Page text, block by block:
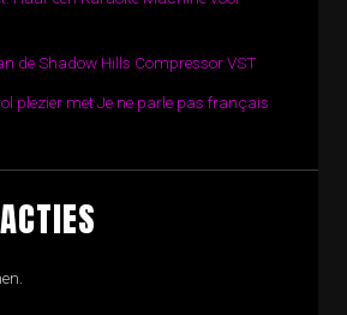
de Shadow Hills Compressor VST
plezier met Je ne parle pas français